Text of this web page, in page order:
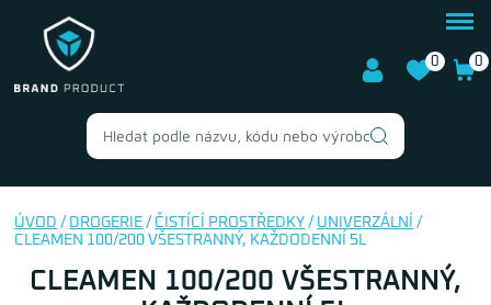
0 0
ÚVOD / DROGERIE / ČISTÍCÍ PROSTŘEDKY / UNIVERZÁLNÍ
/
CLEAMEN 100/200 VŠESTRANNÝ, KAŽDODENNÍ 5L
CLEAMEN 100/200 VŠESTRANNÝ,